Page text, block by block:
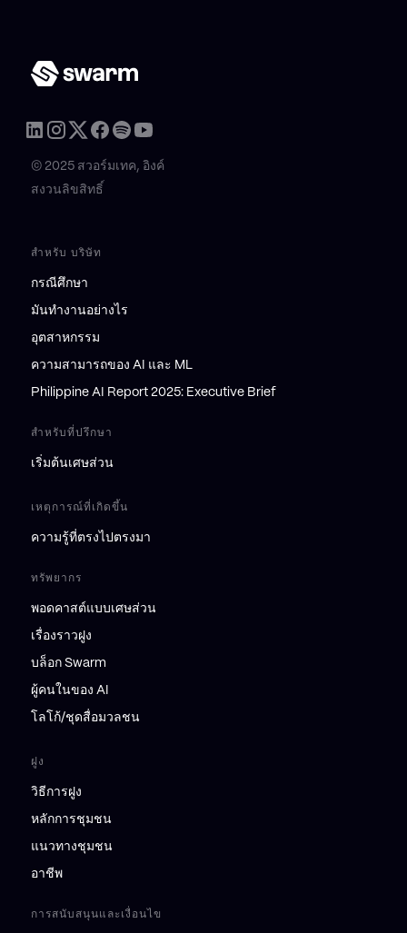
© 2025 สวอร์มเทค, อิงค์
สงวนลิขสิทธิ์
สำหรับ บริษัท
กรณีศึกษา
มันทำงานอย่างไร
อุตสาหกรรม
ความสามารถของ AI และ ML
Philippine AI Report 2025: Executive Brief
สำหรับที่ปรึกษา
เริ่มต้นเศษส่วน
เหตุการณ์ที่เกิดขึ้น
ความรู้ที่ตรงไปตรงมา
ทรัพยากร
พอดคาสต์แบบเศษส่วน
เรื่องราวฝูง
บล็อก Swarm
ผู้คนในของ AI
โลโก้/ชุดสื่อมวลชน
ฝูง
วิธีการฝูง
หลักการชุมชน
แนวทางชุมชน
อาชีพ
การสนับสนุนและเงื่อนไข